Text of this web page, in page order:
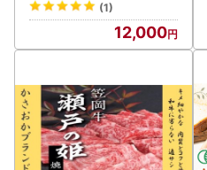
(1)
12,000